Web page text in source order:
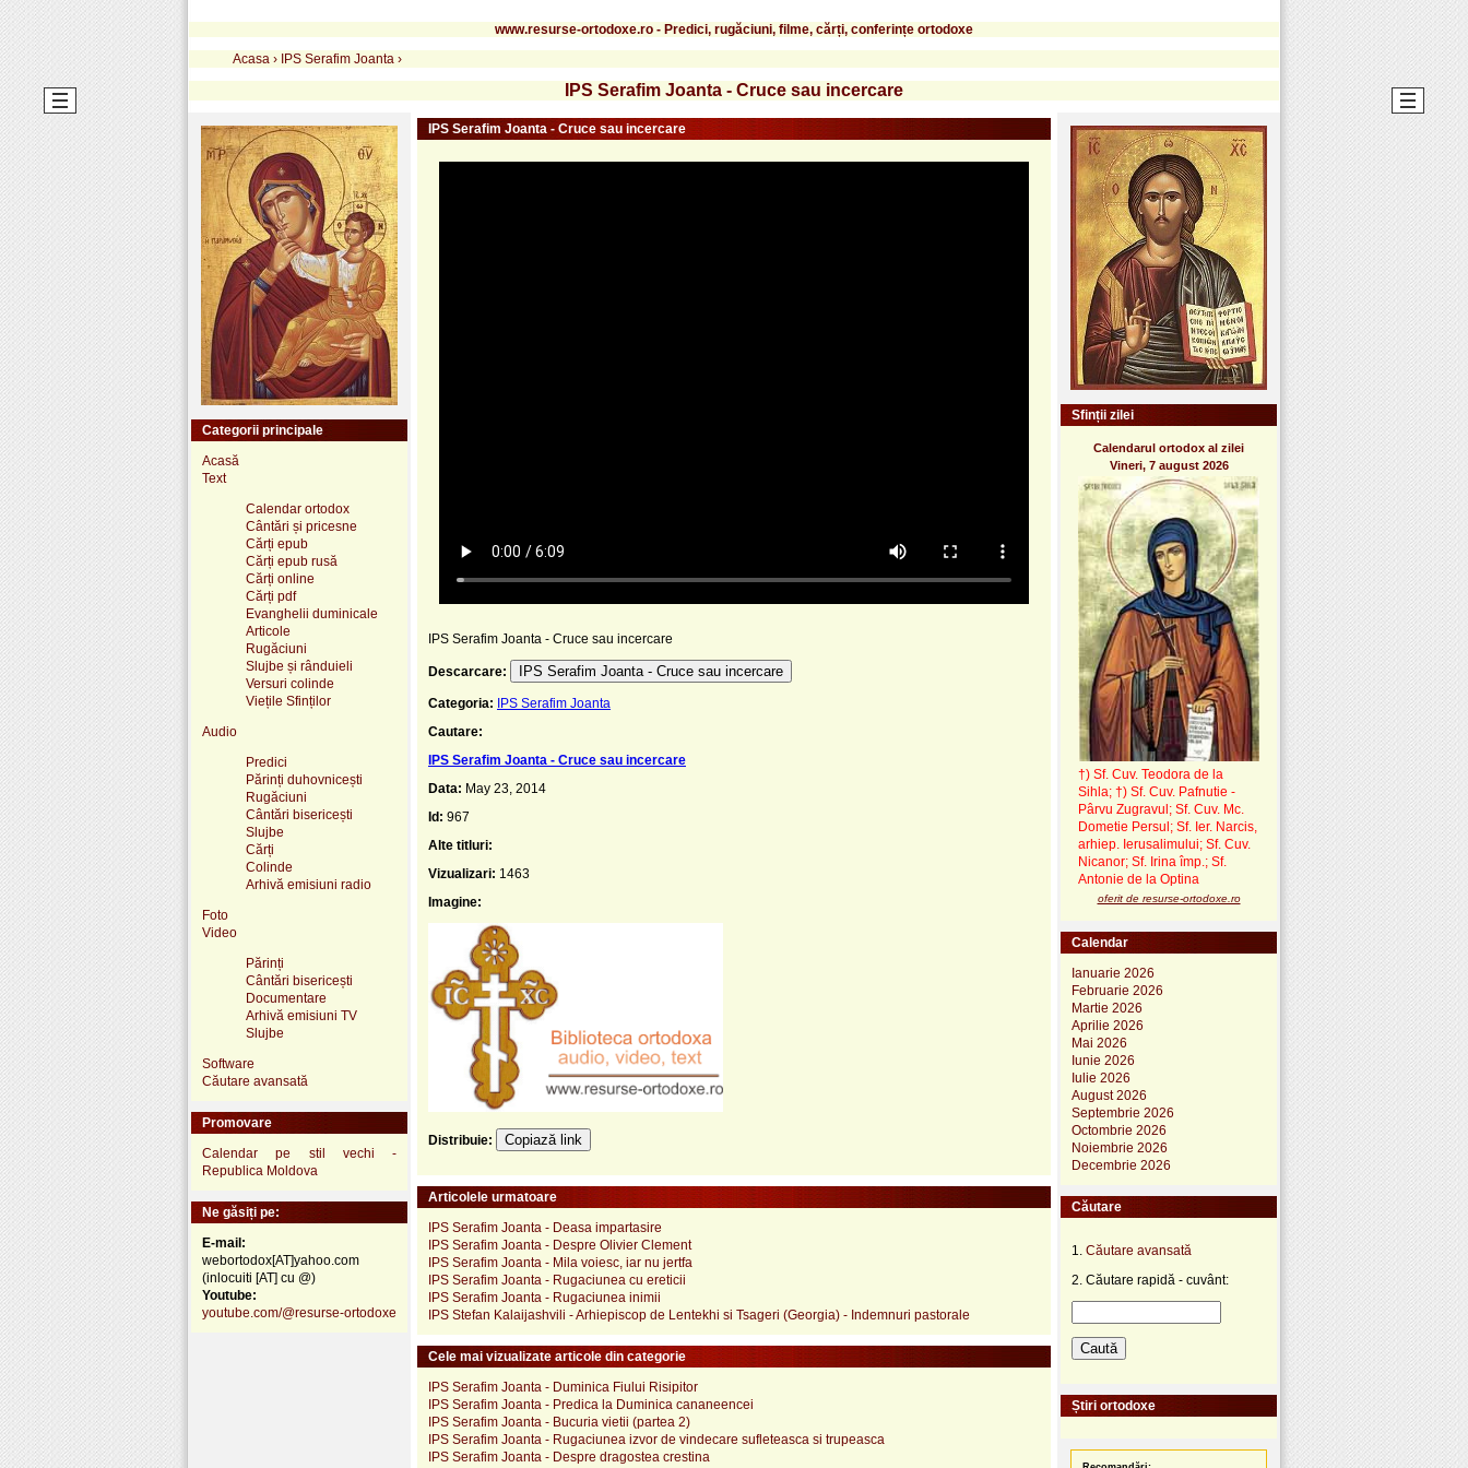
www.resurse-ortodoxe.ro - Predici, rugăciuni, filme, cărți, conferințe ortodoxe
Acasa › IPS Serafim Joanta ›
IPS Serafim Joanta - Cruce sau incercare
IPS Serafim Joanta - Cruce sau incercare
IPS Serafim Joanta - Cruce sau incercare
Descarcare: IPS Serafim Joanta - Cruce sau incercare
Categoria: IPS Serafim Joanta
Cautare:
IPS Serafim Joanta - Cruce sau incercare
Data: May 23, 2014
Id: 967
Alte titluri:
Vizualizari: 1463
Imagine:
Distribuie: Copiază link
Articolele urmatoare
IPS Serafim Joanta - Deasa impartasire
IPS Serafim Joanta - Despre Olivier Clement
IPS Serafim Joanta - Mila voiesc, iar nu jertfa
IPS Serafim Joanta - Rugaciunea cu ereticii
IPS Serafim Joanta - Rugaciunea inimii
IPS Stefan Kalaijashvili - Arhiepiscop de Lentekhi si Tsageri (Georgia) - Indemnuri pastorale
Cele mai vizualizate articole din categorie
IPS Serafim Joanta - Duminica Fiului Risipitor
IPS Serafim Joanta - Predica la Duminica cananeencei
IPS Serafim Joanta - Bucuria vietii (partea 2)
IPS Serafim Joanta - Rugaciunea izvor de vindecare sufleteasca si trupeasca
IPS Serafim Joanta - Despre dragostea crestina
Categorii principale
Acasă
Text
Calendar ortodox
Cântări și pricesne
Cărți epub
Cărți epub rusă
Cărți online
Cărți pdf
Evanghelii duminicale
Articole
Rugăciuni
Slujbe și rânduieli
Versuri colinde
Viețile Sfinților
Audio
Predici
Părinți duhovnicești
Rugăciuni
Cântări bisericești
Slujbe
Cărți
Colinde
Arhivă emisiuni radio
Foto
Video
Părinți
Cântări bisericești
Documentare
Arhivă emisiuni TV
Slujbe
Software
Căutare avansată
Promovare
Calendar pe stil vechi -
Republica Moldova
Ne găsiți pe:
E-mail:
webortodox[AT]yahoo.com
(inlocuiti [AT] cu @)
Youtube:
youtube.com/@resurse-ortodoxe
Sfinții zilei
Calendarul ortodox al zilei
Vineri, 7 august 2026
†) Sf. Cuv. Teodora de la
Sihla; †) Sf. Cuv. Pafnutie -
Pârvu Zugravul ; Sf. Cuv. Mc.
Dometie Persul; Sf. Ier. Narcis,
arhiep. Ierusalimului; Sf. Cuv.
Nicanor; Sf. Irina împ.; Sf.
Antonie de la Optina
oferit de resurse-ortodoxe.ro
Calendar
Ianuarie 2026
Februarie 2026
Martie 2026
Aprilie 2026
Mai 2026
Iunie 2026
Iulie 2026
August 2026
Septembrie 2026
Octombrie 2026
Noiembrie 2026
Decembrie 2026
Căutare
1. Căutare avansată
2. Căutare rapidă - cuvânt:
Știri ortodoxe